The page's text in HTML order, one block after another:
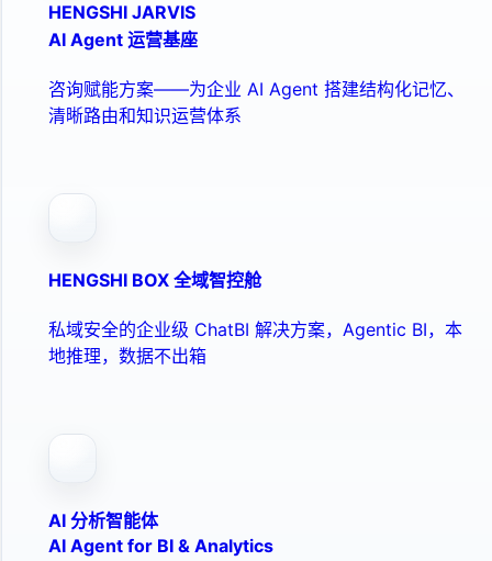
HENGSHI JARVIS
AI Agent 运营基座
咨询赋能方案——为企业 AI Agent 搭建结构化记忆、
清晰路由和知识运营体系
HENGSHI BOX 全域智控舱
私域安全的企业级 ChatBI 解决方案，Agentic BI，本
地推理，数据不出箱
AI 分析智能体
AI Agent for BI & Analytics